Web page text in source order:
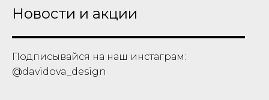
Новости и акции
Подписывайся на наш инстаграм:
@davidova_design